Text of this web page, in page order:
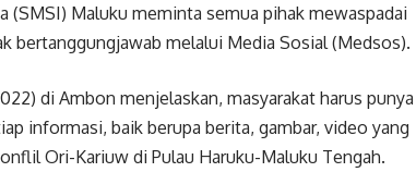
(SMSI) Maluku meminta semua pihak mewaspadai
bertanggungjawab melalui Media Sosial (Medsos).
di Ambon menjelaskan, masyarakat harus punya
informasi, baik berupa berita, gambar, video yang
Ori-Kariuw di Pulau Haruku-Maluku Tengah.